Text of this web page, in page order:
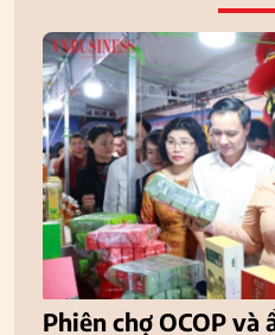
Phiên chợ OCOP